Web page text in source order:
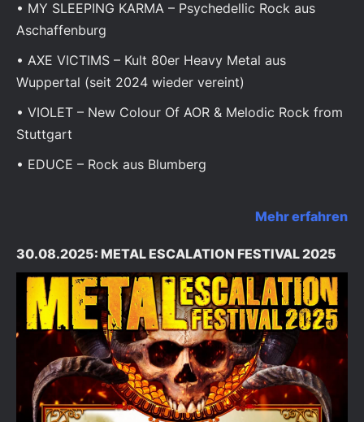
• MY SLEEPING KARMA – Psychedellic Rock aus
Aschaffenburg
• AXE VICTIMS – Kult 80er Heavy Metal aus
Wuppertal (seit 2024 wieder vereint)
• VIOLET – New Colour Of AOR & Melodic Rock from
Stuttgart
• EDUCE – Rock aus Blumberg
Mehr erfahren
30.08.2025: METAL ESCALATION FESTIVAL 2025